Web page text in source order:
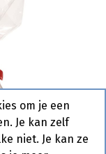
om je een
Je kan zelf
niet. Je kan ze